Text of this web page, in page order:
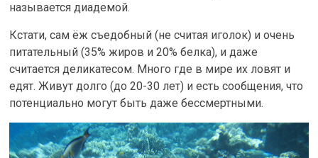
называется диадемой.
Кстати, сам ёж съедобный (не считая иголок) и очень
питательный (35% жиров и 20% белка), и даже
считается деликатесом. Много где в мире их ловят и
едят. Живут долго (до 20-30 лет) и есть сообщения, что
потенциально могут быть даже бессмертными.